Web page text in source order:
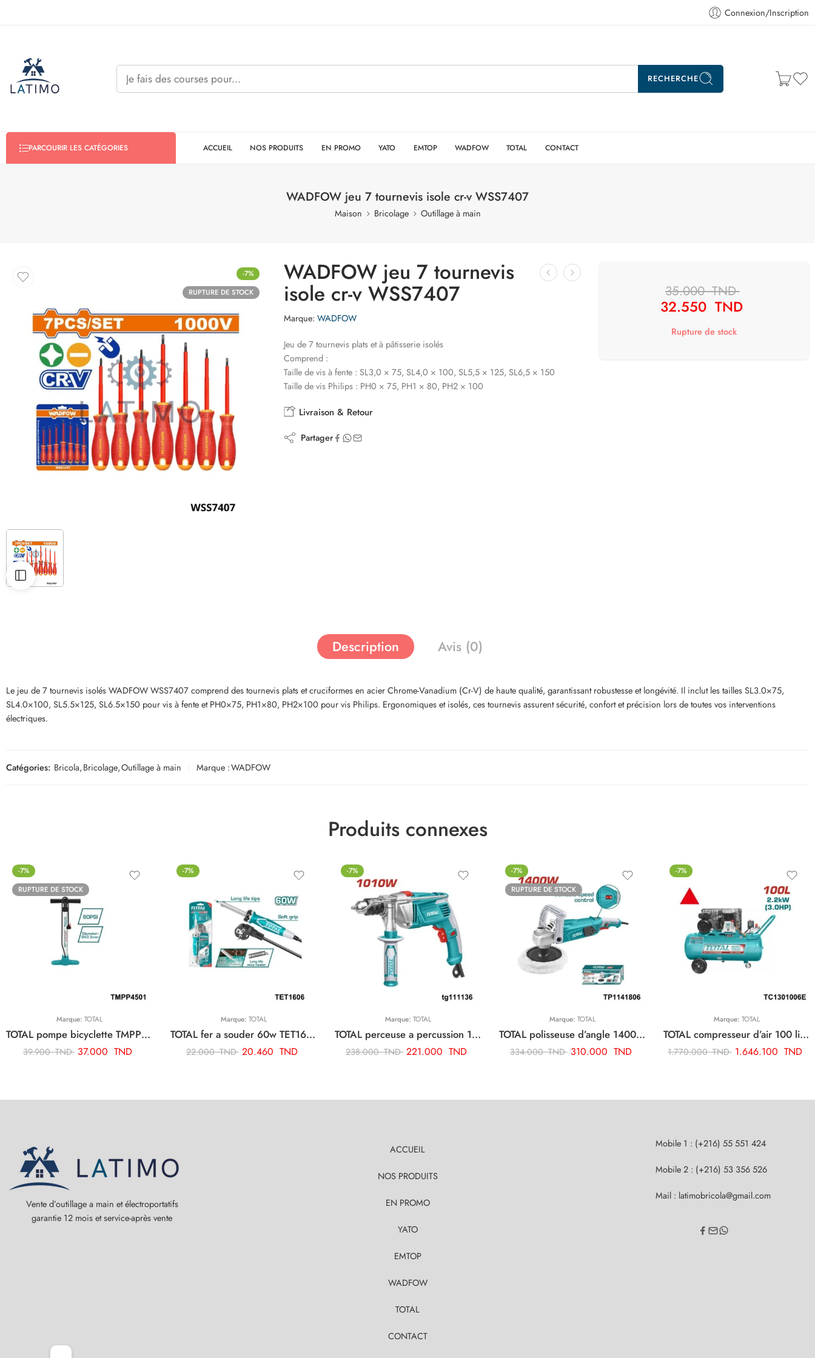
Connexion/Inscription
RECHERCHE
PARCOURIR LES CATÉGORIES ACCUEIL NOS PRODUITS EN PROMO YATO EMTOP WADFOW TOTAL CONTACT
WADFOW jeu 7 tournevis isole cr-v WSS7407
Maison Bricolage Outillage à main
-7%
RUPTURE DE STOCK
WADFOW jeu 7 tournevis
isole cr-v WSS7407
Marque: WADFOW
Jeu de 7 tournevis plats et à pâtisserie isolés
Comprend :
Taille de vis à fente : SL3,0 × 75, SL4,0 × 100, SL5,5 × 125, SL6,5 × 150
Taille de vis Philips : PH0 × 75, PH1 × 80, PH2 × 100
Livraison & Retour
Partager
35.000TND
32.550 TND
Rupture de stock
Description Avis (0)
Le jeu de 7 tournevis isolés WADFOW WSS7407 comprend des tournevis plats et cruciformes en acier Chrome-Vanadium (Cr-V) de haute qualité, garantissant robustesse et longévité. Il inclut les tailles SL3.0×75,
SL4.0×100, SL5.5×125, SL6.5×150 pour vis à fente et PH0×75, PH1×80, PH2×100 pour vis Philips. Ergonomiques et isolés, ces tournevis assurent sécurité, confort et précision lors de toutes vos interventions
électriques.
Catégories: Bricola,Bricolage,Outillage à main Marque :WADFOW
Produits connexes
-7%
RUPTURE DE STOCK
Marque: TOTAL
TOTAL pompe bicyclette TMPP4501
39.900TND 37.000 TND
-7%
Marque: TOTAL
TOTAL fer a souder 60w TET1606
22.000TND 20.460 TND
-7%
Marque: TOTAL
TOTAL perceuse a percussion 13mm-1010w TG111136
238.000TND 221.000 TND
-7%
RUPTURE DE STOCK
Marque: TOTAL
TOTAL polisseuse d’angle 1400w TP1141806
334.000TND 310.000 TND
-7%
Marque: TOTAL
TOTAL compresseur d’air 100 litres 3cv TC1301006E
1.770.000TND 1.646.100 TND
Vente d’outillage a main et électroportatifs
garantie 12 mois et service-après vente
ACCUEIL
NOS PRODUITS
EN PROMO
YATO
EMTOP
WADFOW
TOTAL
CONTACT
Mobile 1 : (+216) 55 551 424
Mobile 2 : (+216) 53 356 526
Mail : latimobricola@gmail.com